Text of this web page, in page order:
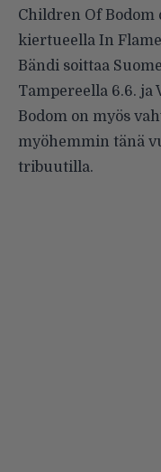
Children Of
kiertueella In
Bändi soittaa
Tampereella 6.6. ja
Bodom on myös
myöhemmin tänä
tribuutilla.